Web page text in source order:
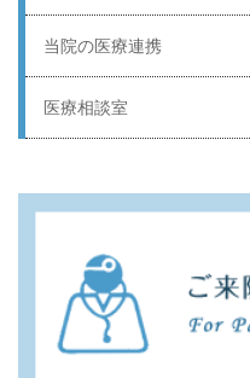
当院の医療連携
医療相談室